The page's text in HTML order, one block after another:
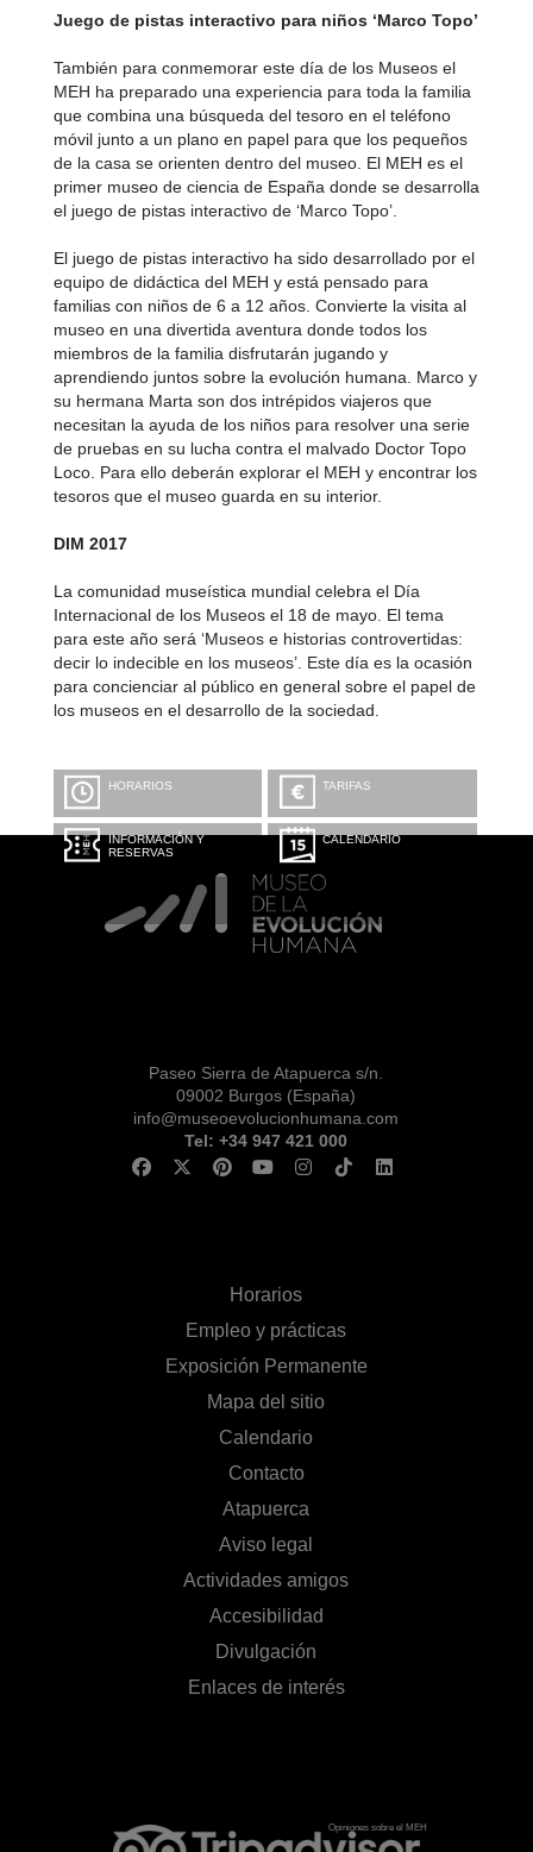
Juego de pistas interactivo para niños ‘Marco Topo’
También para conmemorar este día de los Museos el
MEH ha preparado una experiencia para toda la familia
que combina una búsqueda del tesoro en el teléfono
móvil junto a un plano en papel para que los pequeños
de la casa se orienten dentro del museo. El MEH es el
primer museo de ciencia de España donde se desarrolla
el juego de pistas interactivo de ‘Marco Topo’.
El juego de pistas interactivo ha sido desarrollado por el
equipo de didáctica del MEH y está pensado para
familias con niños de 6 a 12 años. Convierte la visita al
museo en una divertida aventura donde todos los
miembros de la familia disfrutarán jugando y
aprendiendo juntos sobre la evolución humana. Marco y
su hermana Marta son dos intrépidos viajeros que
necesitan la ayuda de los niños para resolver una serie
de pruebas en su lucha contra el malvado Doctor Topo
Loco. Para ello deberán explorar el MEH y encontrar los
tesoros que el museo guarda en su interior.
DIM 2017
La comunidad museística mundial celebra el Día
Internacional de los Museos el 18 de mayo. El tema
para este año será ‘Museos e historias controvertidas:
decir lo indecible en los museos’. Este día es la ocasión
para concienciar al público en general sobre el papel de
los museos en el desarrollo de la sociedad.
HORARIOS TARIFAS
INFORMACIÓN Y
RESERVAS
CALENDARIO
Paseo Sierra de Atapuerca s/n.
09002 Burgos (España)
info@museoevolucionhumana.com
Tel: +34 947 421 000
Horarios
Empleo y prácticas
Exposición Permanente
Mapa del sitio
Calendario
Contacto
Atapuerca
Aviso legal
Actividades amigos
Accesibilidad
Divulgación
Enlaces de interés
Opiniones sobre el MEH